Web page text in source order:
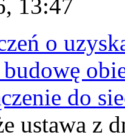
13:47
o
do
ustawa z